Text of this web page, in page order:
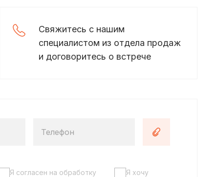
Свяжитесь с нашим
специалистом из отдела продаж
и договоритесь о встрече
Телефон
Я согласен на обработку
Я хочу